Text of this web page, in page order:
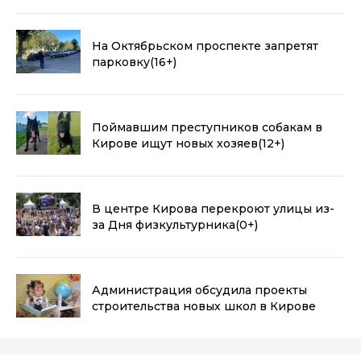
На Октябрьском проспекте запретят
парковку(16+)
Поймавшим преступников собакам в
Кирове ищут новых хозяев(12+)
В центре Кирова перекроют улицы из-
за Дня физкультурника(0+)
Администрация обсудила проекты
строительства новых школ в Кирове